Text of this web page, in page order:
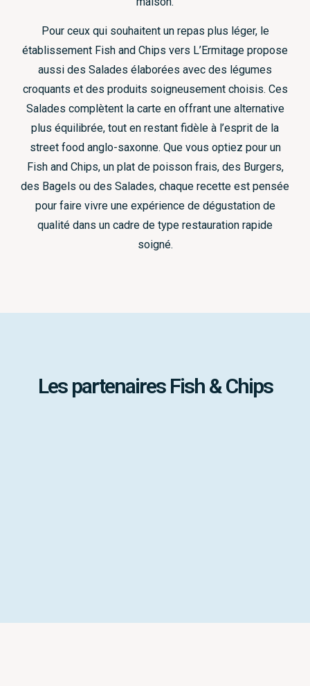
Pour ceux qui souhaitent un repas plus léger, le
établissement Fish and Chips vers L’Ermitage propose
aussi des Salades élaborées avec des légumes
croquants et des produits soigneusement choisis. Ces
Salades complètent la carte en offrant une alternative
plus équilibrée, tout en restant fidèle à l’esprit de la
street food anglo-saxonne. Que vous optiez pour un
Fish and Chips, un plat de poisson frais, des Burgers,
des Bagels ou des Salades, chaque recette est pensée
pour faire vivre une expérience de dégustation de
qualité dans un cadre de type restauration rapide
soigné.
Les partenaires Fish & Chips